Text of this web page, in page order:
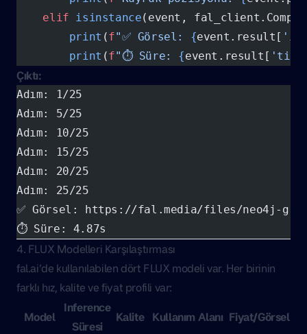
    elif
isinstance(event,
        print
(f"✅ Görsel: {event.result[
        print
(f"⏱ Süre: {event.result[
Çıktı:
Adım: 1/25
Adım: 5/25
Adım: 10/25
Adım: 15/25
Adım: 20/25
Adım: 25/25
✅ Görsel: https://fal.media/files/neo4j-
⏱ Süre: 4.87s
4. FLUX Modelleri Karşılaştırması
fal.ai’de kullanılabilen dört FLUX modeli var. Her birinin
farklı hız, kalite ve fiyat profili var:
Model
Inference
Süresi
Kalite Kullanım Alanı Fiyat/Görsel